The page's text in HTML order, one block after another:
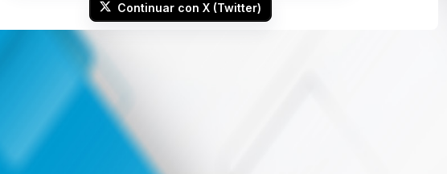
Continuar con X (Twitter)